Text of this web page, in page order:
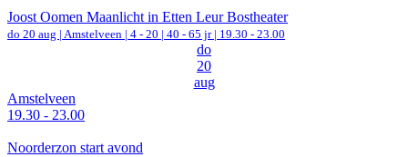
Joost Oomen Maanlicht in Etten Leur Bostheater
do 20 aug | Amstelveen | 4 - 20 | 40 - 65 jr | 19.30 - 23.00
do
20
aug
Amstelveen
19.30 - 23.00
Noorderzon start avond